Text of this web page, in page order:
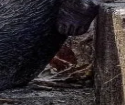
提供私密、安全、真实的交友体